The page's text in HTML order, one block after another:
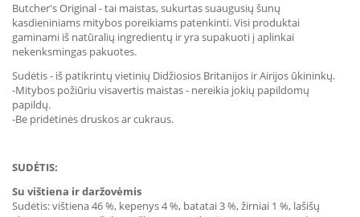
Butcher's Original - tai maistas, sukurtas suaugusių šunų
kasdieniniams mitybos poreikiams patenkinti. Visi produktai
gaminami iš natūralių ingredientų ir yra supakuoti į aplinkai
nekenksmingas pakuotes.
Sudėtis - iš patikrintų vietinių Didžiosios Britanijos ir Airijos ūkininkų.
-Mitybos požiūriu visavertis maistas - nereikia jokių papildomų
papildų.
-Be pridėtinės druskos ar cukraus.
SUDĖTIS:
Su vištiena ir daržovėmis
Sudėtis: vištiena 46 %, kepenys 4 %, batatai 3 %, žirniai 1 %, lašišų